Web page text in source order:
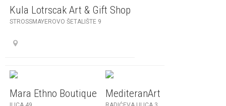
Kula Lotrscak Art & Gift Shop
STROSSMAYEROVO ŠETALIŠTE 9
Mara Ethno Boutique MediteranArt